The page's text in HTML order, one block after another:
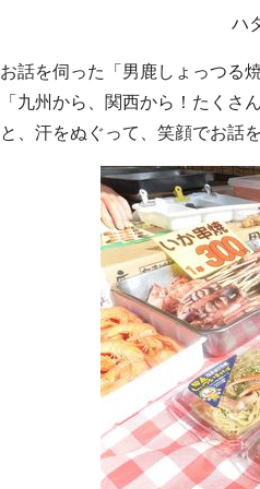
ハ
お話を伺った「男鹿しょっつる
「九州から、関西から！たく
と、汗をぬぐって、笑顔でお話